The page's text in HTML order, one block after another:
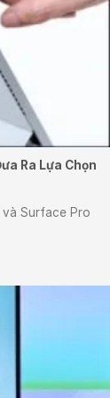
Ra Lựa Chọn
Surface Pro